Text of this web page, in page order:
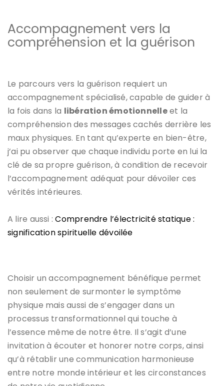
Accompagnement vers la
compréhension et la guérison
Le parcours vers la guérison requiert un
accompagnement spécialisé, capable de guider à
la fois dans la libération émotionnelleet la
compréhension des messages cachés derrière les
maux physiques. En tant qu’experte en bien-être,
j’ai pu observer que chaque individu porte en lui la
clé de sa propre guérison, à condition de recevoir
l’accompagnement adéquat pour dévoiler ces
vérités intérieures.
A lire aussi :Comprendre l’électricité statique :
signification spirituelle dévoilée
Choisir un accompagnement bénéfique permet
non seulement de surmonter le symptôme
physique mais aussi de s’engager dans un
processus transformationnel qui touche à
l’essence même de notre être. Il s’agit d’une
invitation à écouter et honorer notre corps, ainsi
qu’à rétablir une communication harmonieuse
entre notre monde intérieur et les circonstances